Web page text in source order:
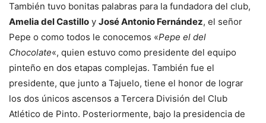
También tuvo bonitas palabras para la fundadora del club,
Amelia del Castillo y José Antonio Fernández, el señor
Pepe o como todos le conocemos «Pepe el del
Chocolate«, quien estuvo como presidente del equipo
pinteño en dos etapas complejas. También fue el
presidente, que junto a Tajuelo, tiene el honor de lograr
los dos únicos ascensos a Tercera División del Club
Atlético de Pinto. Posteriormente, bajo la presidencia de